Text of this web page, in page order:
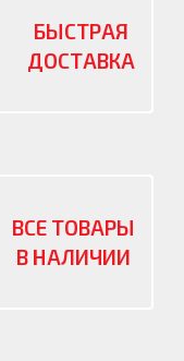
БЫСТРАЯ
ДОСТАВКА
ВСЕ ТОВАРЫ
В НАЛИЧИИ